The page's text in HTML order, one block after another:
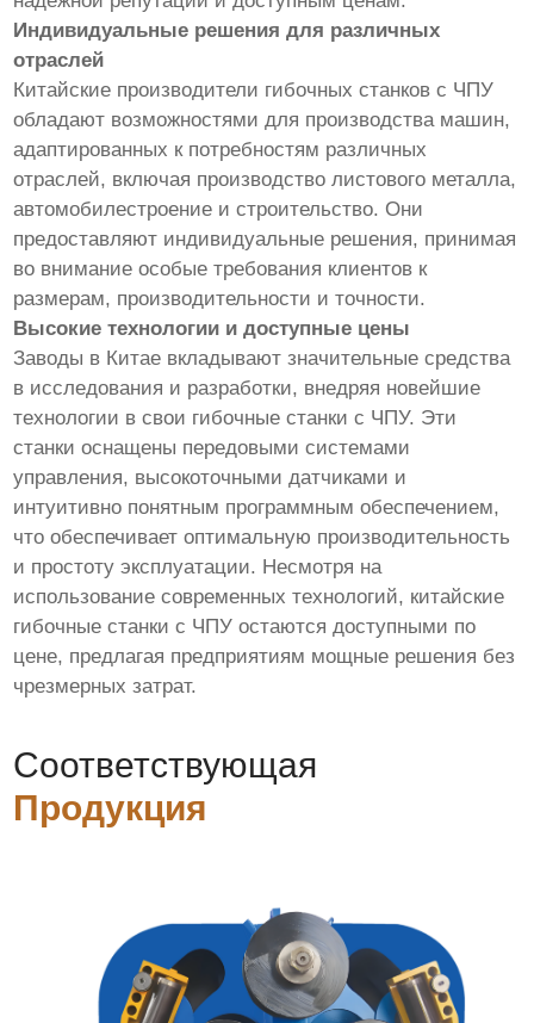
Индивидуальные решения для различных
отраслей
Китайские производители гибочных станков с ЧПУ
обладают возможностями для производства машин,
адаптированных к потребностям различных
отраслей, включая производство листового металла,
автомобилестроение и строительство. Они
предоставляют индивидуальные решения, принимая
во внимание особые требования клиентов к
размерам, производительности и точности.
Высокие технологии и доступные цены
Заводы в Китае вкладывают значительные средства
в исследования и разработки, внедряя новейшие
технологии в свои гибочные станки с ЧПУ. Эти
станки оснащены передовыми системами
управления, высокоточными датчиками и
интуитивно понятным программным обеспечением,
что обеспечивает оптимальную производительность
и простоту эксплуатации. Несмотря на
использование современных технологий, китайские
гибочные станки с ЧПУ остаются доступными по
цене, предлагая предприятиям мощные решения без
чрезмерных затрат.
Соответствующая
Продукция